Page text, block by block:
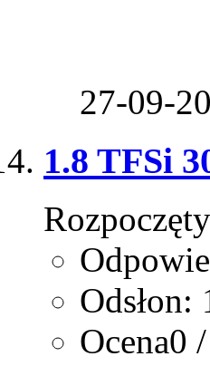
27-09-
1.8 TFSi
Odsłon:
Ocena0